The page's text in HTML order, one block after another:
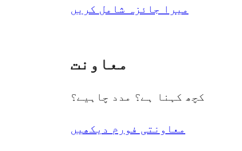
reviews
star
میرا جائزہ شامل کریں
معاونت
کچھ کہنا ہے؟ مدد چاہیے؟
معاونتی فورم دیکھیں